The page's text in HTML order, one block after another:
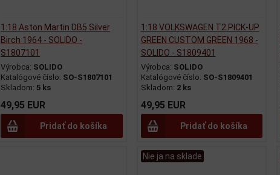
1:18 Aston Martin DB5 Silver
Birch 1964 - SOLIDO -
S1807101
Výrobca: SOLIDO
Katalógové číslo: SO-S1807101
Skladom: 5 ks
49,95 EUR
Pridať do košíka
1:18 VOLKSWAGEN T2 PICK-UP
GREEN CUSTOM GREEN 1968 -
SOLIDO - S1809401
Výrobca: SOLIDO
Katalógové číslo: SO-S1809401
Skladom: 2 ks
49,95 EUR
Pridať do košíka
Nie ja na sklade